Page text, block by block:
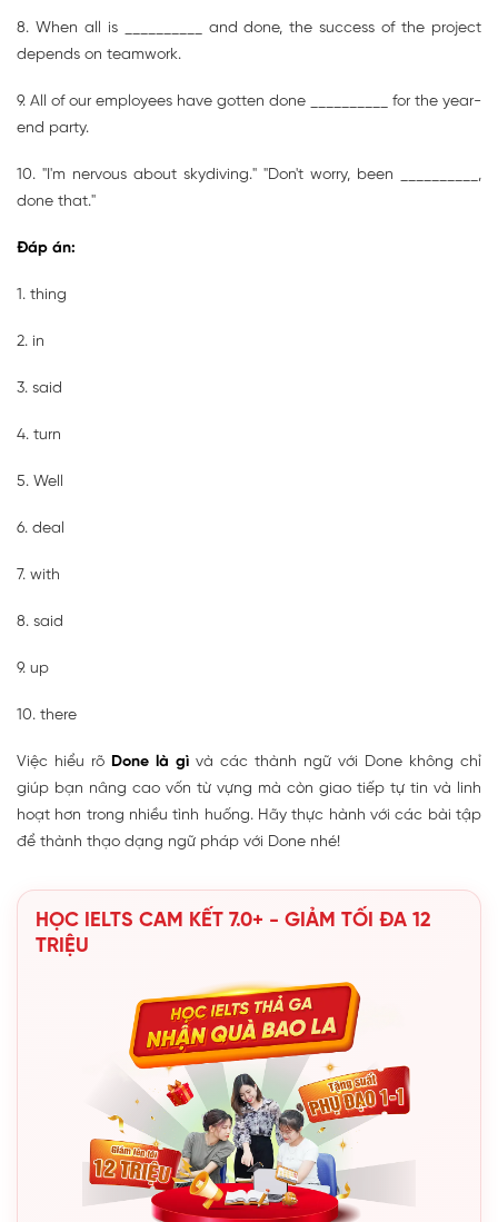
8. When all is __________ and done, the success of the project
depends on teamwork.
9. All of our employees have gotten done __________ for the year-
end party.
10. "I'm nervous about skydiving." "Don't worry, been __________,
done that."
Đáp án:
1. thing
2. in
3. said
4. turn
5. Well
6. deal
7. with
8. said
9. up
10. there
Việc hiểu rõ Done là gì và các thành ngữ với Done không chỉ
giúp bạn nâng cao vốn từ vựng mà còn giao tiếp tự tin và linh
hoạt hơn trong nhiều tình huống. Hãy thực hành với các bài tập
để thành thạo dạng ngữ pháp với Done nhé!
HỌC IELTS CAM KẾT 7.0+ - GIẢM TỐI ĐA 12
TRIỆU